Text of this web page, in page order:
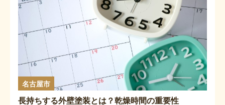
名古屋市
長持ちする外壁塗装とは？乾燥時間の重要性